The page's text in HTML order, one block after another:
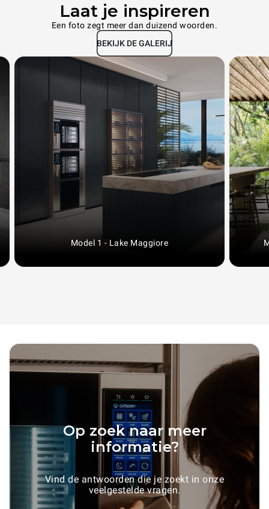
Laat je inspireren
Een foto zegt meer dan duizend woorden.
BEKIJK DE GALERIJ
Model 1 - Black Edition - Guatemala
Op zoek naar meer
informatie?
Vind de antwoorden die je zoekt in onze
veelgestelde vragen.